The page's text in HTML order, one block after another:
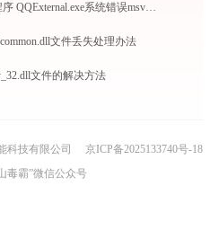
QQ即时通讯客户端相关程序 QQExternal.exe系统错误msvcr100.dll丢失如何解决
文件丢失处理办法
文件的解决方法
科技有限公司
京ICP备2025133740号-18
毒霸”微信公众号